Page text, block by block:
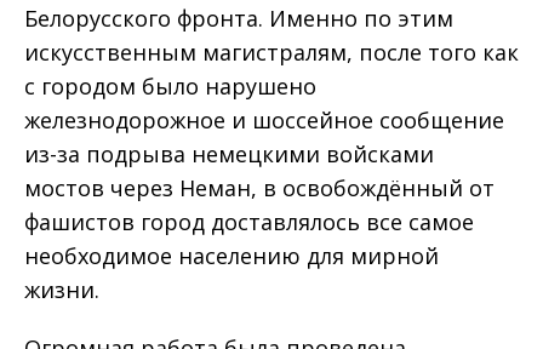
Белорусского фронта. Именно по этим
искусственным магистралям, после того как
с городом было нарушено
железнодорожное и шоссейное сообщение
из-за подрыва немецкими войсками
мостов через Неман, в освобождённый от
фашистов город доставлялось все самое
необходимое населению для мирной
жизни.